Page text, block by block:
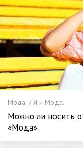
Мода. / Я и Мода.
Можно ли носить
«Мода»